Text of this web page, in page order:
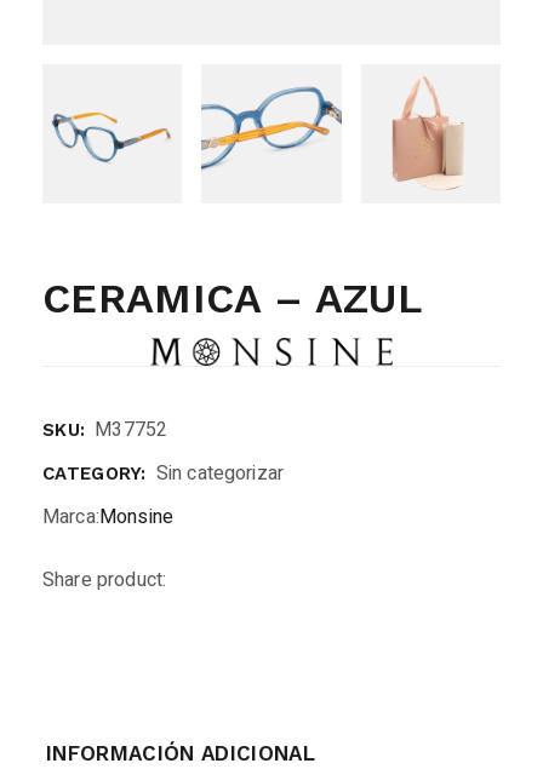
CERAMICA – AZUL
SKU: M37752
CATEGORY: Sin categorizar
Marca:Monsine
Share product:
INFORMACIÓN ADICIONAL